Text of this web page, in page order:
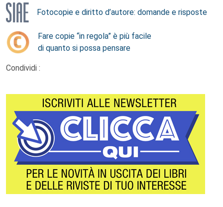
Fotocopie e diritto d’autore: domande e risposte
Fare copie “in regola” è più facile
di quanto si possa pensare
Condividi :